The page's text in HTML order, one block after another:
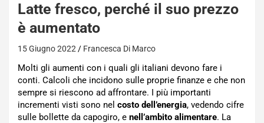
Latte fresco, perché il suo prezzo
è aumentato
15 Giugno 2022 Francesca Di Marco
Molti gli aumenti con i quali gli italiani devono fare i
conti. Calcoli che incidono sulle proprie finanze e che non
sempre si riescono ad affrontare. I più importanti
incrementi visti sono nel costo dell’energia, vedendo cifre
sulle bollette da capogiro, e nell’ambito alimentare. La